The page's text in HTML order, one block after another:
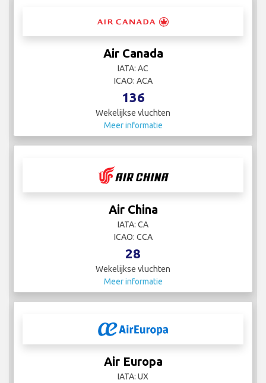
Air Canada
IATA: AC
ICAO: ACA
136
Wekelijkse vluchten
Meer informatie
Air China
IATA: CA
ICAO: CCA
28
Wekelijkse vluchten
Meer informatie
Air Europa
IATA: UX